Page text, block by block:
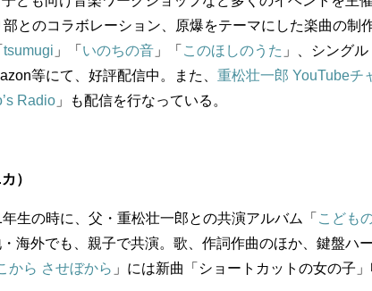
とのコラボレーション、原爆をテーマにした楽曲の制
tsumugi 」「 いのちの音 」「 このほしのうた 」、シングル
等にて、好評配信中。また、 重松壮一郎 YouTubeチ
Radio 」も配信を行なっている。
）
生の時に、父・重松壮一郎との共演アルバム「 こども
海外でも、親子で共演。歌、作詞作曲のほか、鍵盤ハ
から させぼから 」には新曲「ショートカットの女の子